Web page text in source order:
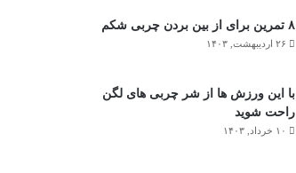
۸ تمرین برای از بین بردن چربی شکم
۲۶ اردیبهشت, ۱۴۰۳
با این ورزش ها از شر چربی های لگن
راحت شوید
۱۰ خرداد, ۱۴۰۳